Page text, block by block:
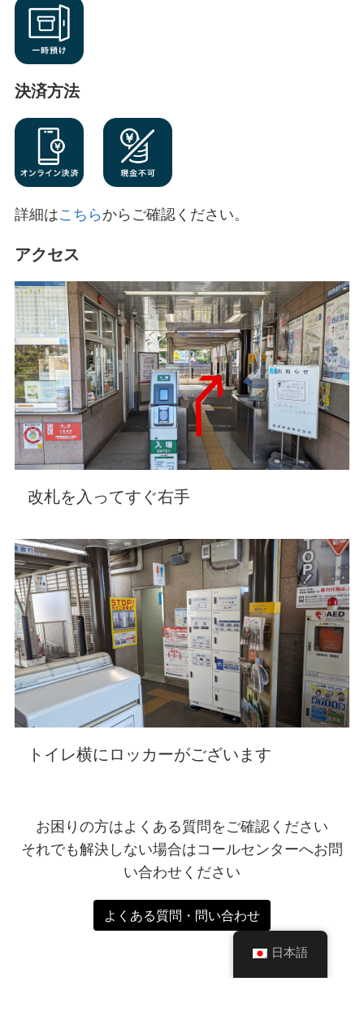
決済方法
詳細はこちら からご確認ください。
アクセス
改札を入ってすぐ右手
トイレ横にロッカーがございます
お困りの方はよくある質問をご確認ください
それでも解決しない場合はコールセンターへお問
い合わせください
よくある質問・問い合わせ
日本語